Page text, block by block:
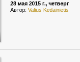
28 мая 2015 г., четверг
Автор: Valius Kedainietis